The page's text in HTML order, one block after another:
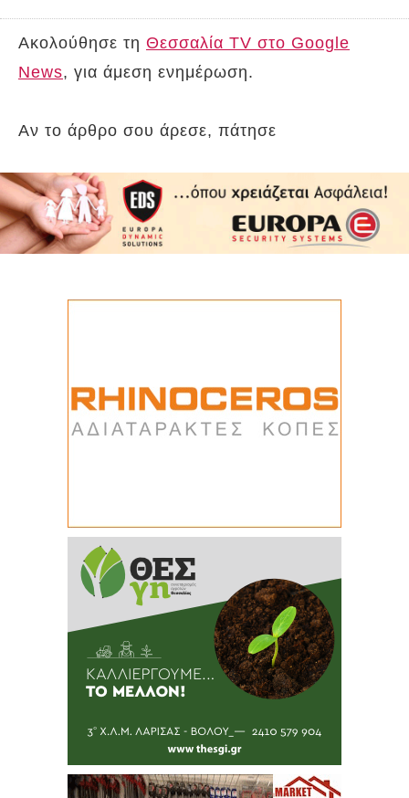
Ακολούθησε τη Θεσσαλία TV στο Google
News, για άμεση ενημέρωση.
Αν το άρθρο σου άρεσε, πάτησε